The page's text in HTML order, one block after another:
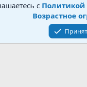
©
с Политикой
Возрастное